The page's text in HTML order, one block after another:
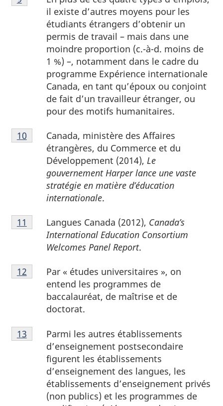
8de
il existe d’autres moyens pour les
étudiants étrangers d’obtenir un
permis de travail – mais dans une
moindre proportion (c.-à-d. moins de
1 %) –, notamment dans le cadre du
programme Expérience internationale
Canada, en tant qu’époux ou conjoint
de fait d’un travailleur étranger, ou
pour des motifs humanitaires.
Notes
de
Canada, ministère des Affaires
étrangères, du Commerce et du
Développement (2014), Le
gouvernement Harper lance une vaste
stratégie en matière d’éducation
internationale.
Retour à la référence de la note de bas de page
10
Notes
de
page
11
Langues Canada (2012), Canada’s
International Education Consortium
Welcomes Panel Report.
Retour à la référence de la note de bas de page
11
Notes
de
12
Par « études universitaires », on
entend les programmes de
baccalauréat, de maîtrise et de
doctorat.
Retour à la référence de la note de bas de page
12
Notes
de
Parmi les autres établissements
d’enseignement postsecondaire
figurent les établissements
d’enseignement des langues, les
établissements d’enseignement privés
(non publics) et les programmes de
Retour à la référence de la note de bas de page
13